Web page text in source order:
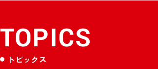
TOPICS
トピックス